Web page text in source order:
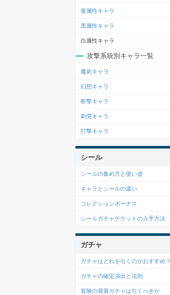
黄属性キャラ
黒属性キャラ
白属性キャラ
攻撃系統別キャラ一覧
魔術キャラ
幻想キャラ
斬撃キャラ
刺突キャラ
打撃キャラ
シール
シールの集め方と使い道
キャラとシールの違い
コレクションボーナス
シールガチャチケットの入手方法
ガチャ
ガチャはどれを引くのがおすすめ？
ガチャの確定演出と法則
冒険の発展ガチャは引くべきか